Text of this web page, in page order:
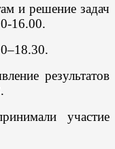
и решение задач
16.00.
результатов
участие